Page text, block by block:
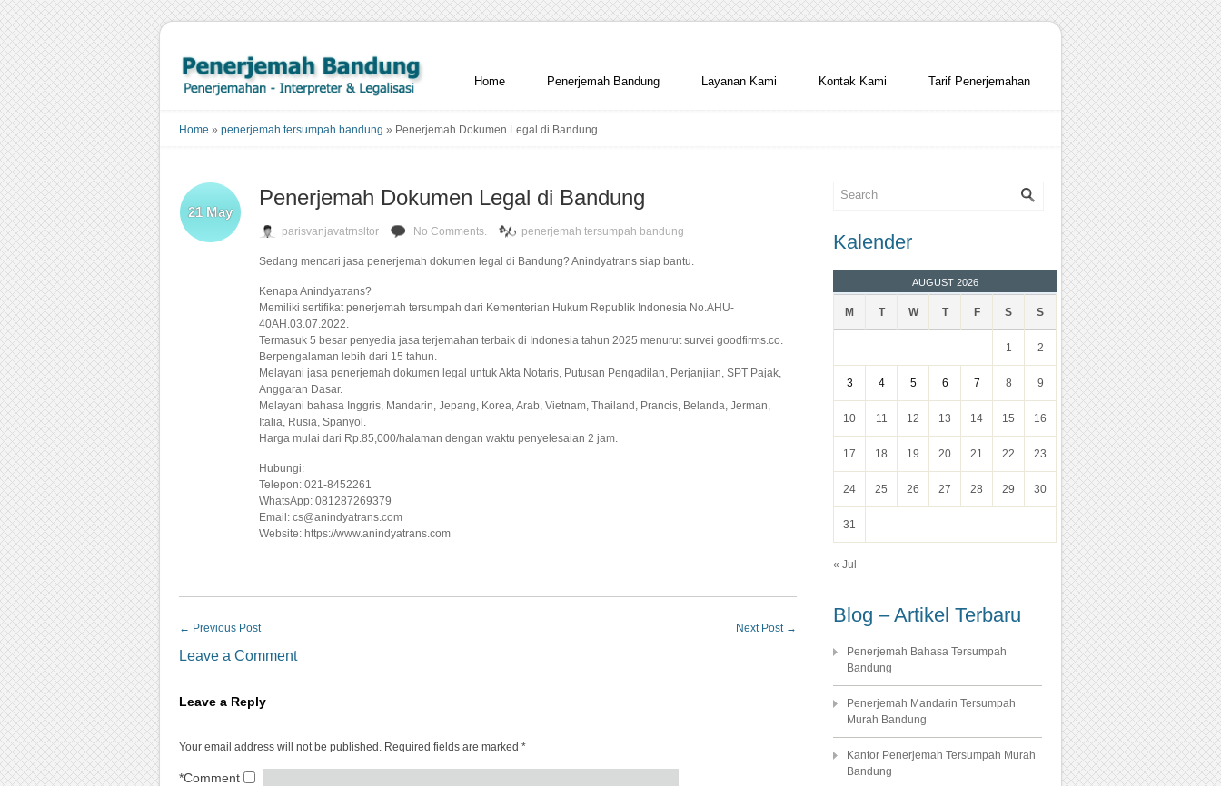
Home Penerjemah Bandung Layanan Kami Kontak Kami Tarif Penerjemahan
Home » penerjemah tersumpah bandung » Penerjemah Dokumen Legal di Bandung
Penerjemah Dokumen Legal di Bandung
21 May
parisvanjavatrnsltor No Comments. penerjemah tersumpah bandung
Sedang mencari jasa penerjemah dokumen legal di Bandung? Anindyatrans siap bantu.
Kenapa Anindyatrans?
Memiliki sertifikat penerjemah tersumpah dari Kementerian Hukum Republik Indonesia No.AHU-
40AH.03.07.2022.
Termasuk 5 besar penyedia jasa terjemahan terbaik di Indonesia tahun 2025 menurut survei goodfirms.co.
Berpengalaman lebih dari 15 tahun.
Melayani jasa penerjemah dokumen legal untuk Akta Notaris, Putusan Pengadilan, Perjanjian, SPT Pajak,
Anggaran Dasar.
Melayani bahasa Inggris, Mandarin, Jepang, Korea, Arab, Vietnam, Thailand, Prancis, Belanda, Jerman,
Italia, Rusia, Spanyol.
Harga mulai dari Rp.85,000/halaman dengan waktu penyelesaian 2 jam.
Hubungi:
Telepon: 021-8452261
WhatsApp: 081287269379
Email: cs@anindyatrans.com
Website: https://www.anindyatrans.com
← Previous Post Next Post →
Leave a Comment
Leave a Reply
Your email address will not be published. Required fields are marked *
Comment
*
Kalender
AUGUST 2026
M T W T F S S
1 2
3 4 5 6 7 8 9
10 11 12 13 14 15 16
17 18 19 20 21 22 23
24 25 26 27 28 29 30
31
« Jul
Blog – Artikel Terbaru
Penerjemah Bahasa Tersumpah
Bandung
Penerjemah Mandarin Tersumpah
Murah Bandung
Kantor Penerjemah Tersumpah Murah
Bandung